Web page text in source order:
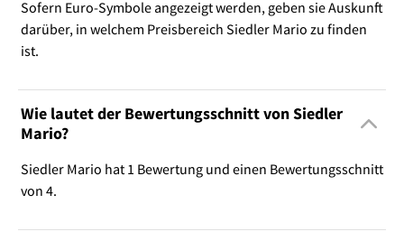
Sofern Euro-Symbole angezeigt werden, geben sie Auskunft
darüber, in welchem Preisbereich Siedler Mario zu finden
ist.
Wie lautet der Bewertungsschnitt von Siedler
Mario?
Siedler Mario hat 1 Bewertung und einen Bewertungsschnitt
von 4.